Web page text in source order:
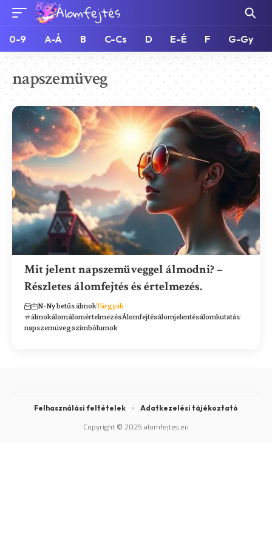
0-9 A-Á B C-Cs D E-É F G-Gy
napszemüveg
Mit jelent napszemüveggel álmodni? –
Részletes álomfejtés és értelmezés.
N-Ny betűs álmokTárgyak
álmokálomálomértelmezésÁlomfejtésálomjelentésálomkutatás
napszemüvegszimbólumok
Copyright © 2025 alomfejtes.eu
Felhasználási feltételek Adatkezelési tájékoztató